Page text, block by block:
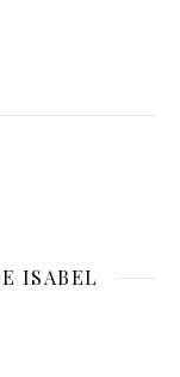
ISABEL